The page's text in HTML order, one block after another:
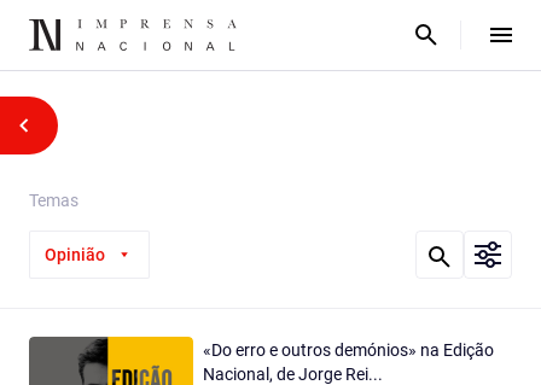
Temas
Opinião
«Do erro e outros demónios» na Edição
Nacional, de Jorge Rei...